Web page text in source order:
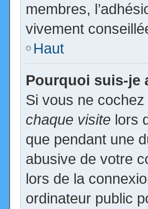
membres,
vivement
Haut
Pourquoi suis-je
Si vous ne
chaque visite lors
que pendant une
abusive de votre
lors de la
ordinateur public